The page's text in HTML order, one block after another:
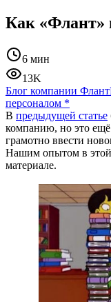
Как «Флант»
6 мин
13K
Блог компании Флант
персоналом *
В предыдущей статье
компанию, но это
грамотно ввести
Нашим опытом в этой
материале.